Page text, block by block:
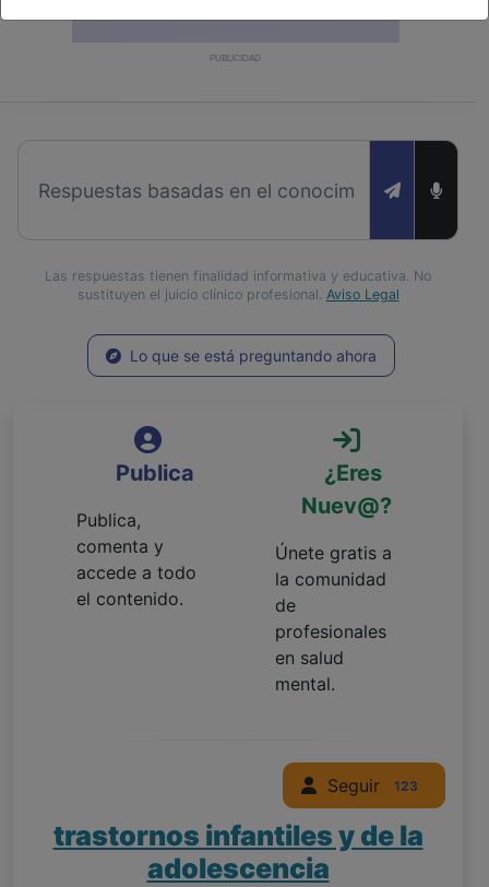
PUBLICIDAD
Las respuestas tienen finalidad informativa y educativa. No
sustituyen el juicio clínico profesional. Aviso Legal
Lo que se está preguntando ahora
Publica
Publica,
comenta y
accede a todo
el contenido.
¿Eres
Nuev@?
Únete gratis a
la comunidad
de
profesionales
en salud
mental.
Seguir 123
trastornos infantiles y de la
adolescencia